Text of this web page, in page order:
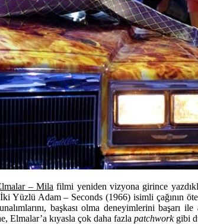
– Mila filmi yeniden vizyona girince
Yüzlü Adam – Seconds (1966) isimli çağının
başkası olma deneyimlerini başarı
Elmalar’a kıyasla çok daha fazla patchworkgibi